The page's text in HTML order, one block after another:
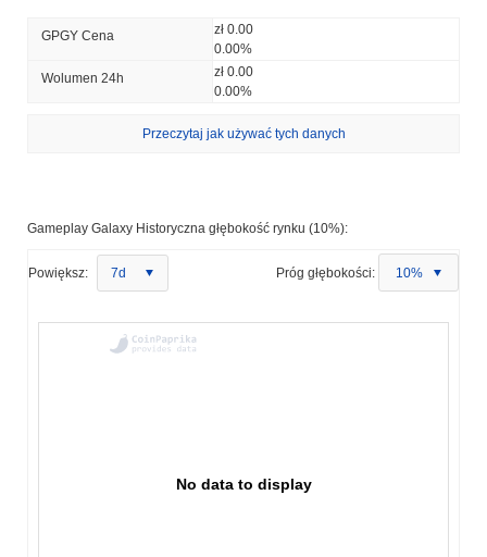
GPGY Cena
zł 0.00
0.00%
Wolumen 24h
zł 0.00
0.00%
Przeczytaj jak używać tych danych
Gameplay Galaxy Historyczna głębokość rynku (10%):
Powiększ: 7d Próg głębokości: 10%
No data to display